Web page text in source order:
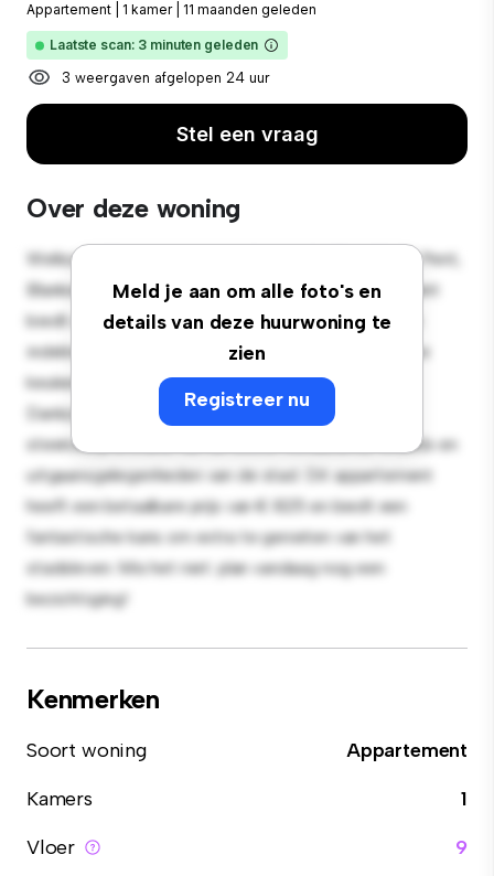
Appartement 1 kamer 11 maanden geleden
Laatste scan: 3 minuten geleden
3 weergaven afgelopen 24 uur
Stel een vraag
Over deze woning
Meld je aan om alle foto's en
details van deze huurwoning te
zien
Registreer nu
Welkom bij je nieuwe toevluchtsoord in Zeedijk 62 Pent,
Blankenberge! Dit moderne 1-slaapkamerappartement
biedt een stijlvolle en gezellige leefruimte. De open
indeling is perfect voor entertainment en de strakke
keuken is uitgerust met hoogwaardige apparatuur.
Dankzij de toplocatie bevind je je op slechts een
steenworp afstand van de beste restaurants, winkels en
uitgaansgelegenheden van de stad. Dit appartement
heeft een betaalbare prijs van € 825 en biedt een
fantastische kans om extra te genieten van het
stadsleven. Mis het niet: plan vandaag nog een
bezichtiging!
Kenmerken
Soort woning
Appartement
Kamers
1
Vloer
9